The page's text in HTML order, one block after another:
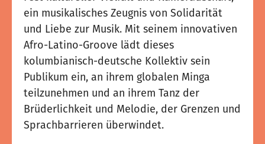
ein musikalisches Zeugnis von Solidarität
und Liebe zur Musik. Mit seinem innovativen
Afro-Latino-Groove lädt dieses
kolumbianisch-deutsche Kollektiv sein
Publikum ein, an ihrem globalen Minga
teilzunehmen und an ihrem Tanz der
Brüderlichkeit und Melodie, der Grenzen und
Sprachbarrieren überwindet.